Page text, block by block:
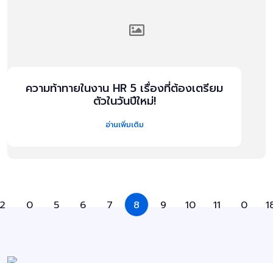
ความท้าทายในงาน HR 5 เรื่องที่ต้องเตรียม
ตัวในวันปีใหม่!
อ่านเพิ่มเติม
2 0 5 6 7 8 9 10 11 0